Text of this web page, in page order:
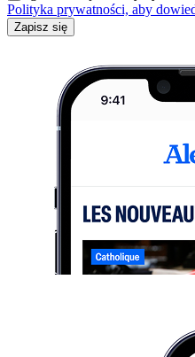
Polityka prywatności, aby
Zapisz się